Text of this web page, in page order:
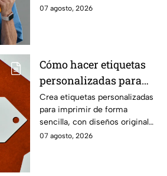
recuperar fuerza, movilidad y
07 agosto, 2026
Cómo hacer etiquetas
personalizadas para
imprimir
Crea etiquetas personalizadas
para imprimir de forma
sencilla, con diseños originales
y detalles adaptados a tus
07 agosto, 2026